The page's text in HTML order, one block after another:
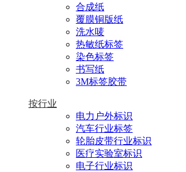
合成纸
覆膜铜版纸
洗水唛
热敏纸标签
染色标签
书写纸
3M标签胶带
按行业
电力户外标识
汽车行业标签
轮胎皮带行业标识
医疗实验室标识
电子行业标识